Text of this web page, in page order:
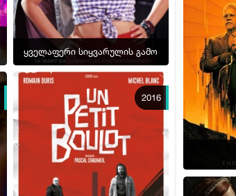
ყველაფერი სიყვარულის გამო
2016